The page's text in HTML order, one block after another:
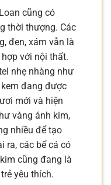
cũng có
thời thượng. Các
đen, xám vẫn là
với nội thất.
nhẹ nhàng như
đang được
mới và hiện
vàng ánh kim,
nhiều để tạo
ra, các bể cá có
cũng đang là
yêu thích.